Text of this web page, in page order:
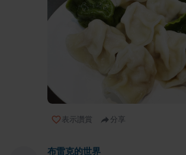
表示讚賞 分享
布雷克的世界